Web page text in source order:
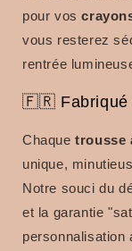
pour vos
vous resterez
rentrée
🇫🇷 Fabriqué
Chaquetrousse
unique,
Notre souci du
et la garantie
personnalisation